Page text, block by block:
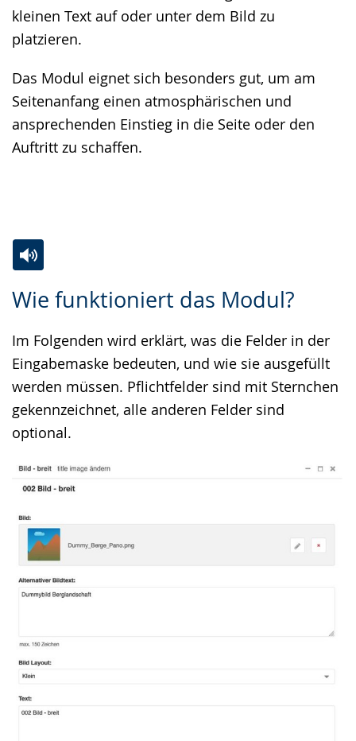
kleinen Text auf oder unter dem Bild zu
platzieren.
Das Modul eignet sich besonders gut, um am
Seitenanfang einen atmosphärischen und
ansprechenden Einstieg in die Seite oder den
Auftritt zu schaffen.
Wie funktioniert das Modul?
Im Folgenden wird erklärt, was die Felder in der
Eingabemaske bedeuten, und wie sie ausgefüllt
werden müssen. Pflichtfelder sind mit Sternchen
gekennzeichnet, alle anderen Felder sind
optional.
Leichten
wechseln.
Audio-
Video
Deutscher
Gebärdensprache
wird
angezeigt.